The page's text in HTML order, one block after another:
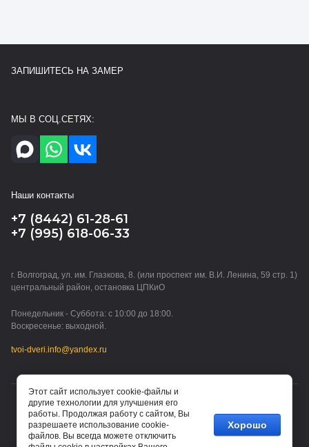
ЗАПИШИТЕСЬ НА ЗАМЕР
МЫ В СОЦ.СЕТЯХ:
Наши контакты
+7 (8442) 61-28-61
+7 (995) 618-06-33
г. Волгоград, ул. им. Глазкова, 8. (или проспект им. В.И. Ленина, 59 стр. 1)
центральный район, остановка ЦПКиО
Понедельник - Суббота: с 10:00 до 18:00.
Воскресенье: выходной.
tvoi-dveri.info@yandex.ru
© 2015 - 2026 ТВОИ ДВЕРИ (ИП Водорезов Дмитрий
Владимирович)
Этот сайт использует cookie-файлы и
другие технологии для улучшения его
работы. Продолжая работу с сайтом, Вы
разрешаете использование cookie-
файлов. Вы всегда можете отключить
Хорошо